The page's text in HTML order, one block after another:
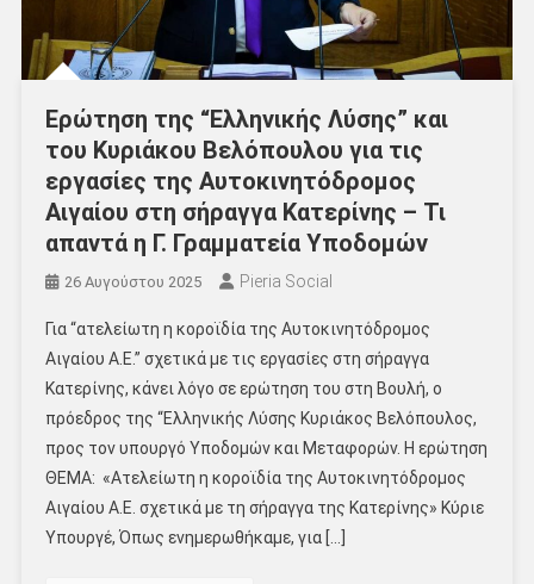
Ερώτηση της “Ελληνικής Λύσης” και
του Κυριάκου Βελόπουλου για τις
εργασίες της Αυτοκινητόδρομος
Αιγαίου στη σήραγγα Κατερίνης – Τι
απαντά η Γ. Γραμματεία Υποδομών
26 Αυγούστου 2025 Pieria Social
Για “ατελείωτη η κοροϊδία της Αυτοκινητόδρομος
Αιγαίου Α.Ε.” σχετικά με τις εργασίες στη σήραγγα
Κατερίνης, κάνει λόγο σε ερώτηση του στη Βουλή, ο
πρόεδρος της “Ελληνικής Λύσης Κυριάκος Βελόπουλος,
προς τον υπουργό Υποδομών και Μεταφορών. Η ερώτηση
ΘΕΜΑ: «Ατελείωτη η κοροϊδία της Αυτοκινητόδρομος
Αιγαίου Α.Ε. σχετικά με τη σήραγγα της Κατερίνης» Κύριε
Υπουργέ, Όπως ενημερωθήκαμε, για […]